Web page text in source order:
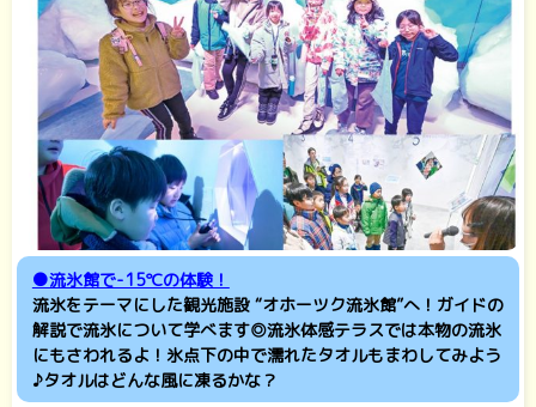
●流氷館で-15℃の体験！
流氷をテーマにした観光施設 “オホーツク流氷館”へ！ガイドの
解説で流氷について学べます◎流氷体感テラスでは本物の流氷
にもさわれるよ！氷点下の中で濡れたタオルもまわしてみよう
♪タオルはどんな風に凍るかな？